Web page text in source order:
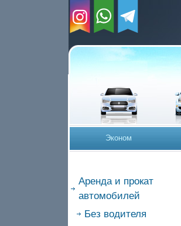
Эконом
Аренда и прокат
автомобилей
Без водителя